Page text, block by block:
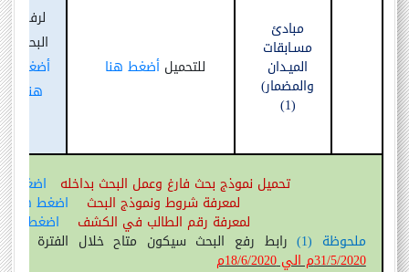
مبادئ
مسـابقات
الميـدان
والمضمار)
(
1
)
للتحميل أضغط هنا
لرفع
البحث
أضغط
هنا
تحميل نموذج بحث فارغ وعمل البحث بداخله اضغط
لمعرفة شروط ونموذج البحث اضغط هنا
لمعرفة رقم الطالب في الكشف اضغط هنا
ملحوظة (
1
) رابط رفع البحث سيكون متاح خلال الفترة
31/5/2020م الي 18/6/2020م